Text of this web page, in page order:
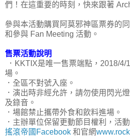
們！在這重要的時刻，快來跟著
參與本活動購買阿莫邪神區票券的
和參與 Fan Meeting 活動。
售票活動說明
．KKTIX是唯一售票端點，2018/4/
場。
．全區不對號入座。
．演出時非經允許，請勿使用閃光
及錄音。
．場館禁止攜帶外食和飲料進場。
．主辦單位保留更動節目權利，活
搖滾帝國Facebook 和官網